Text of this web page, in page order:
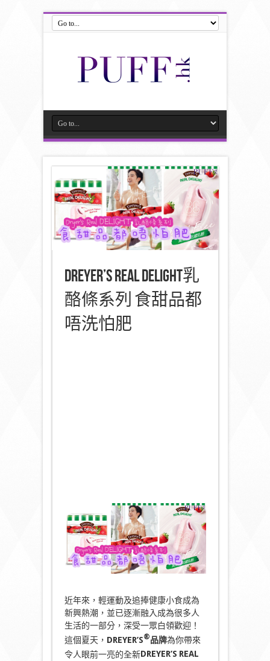
DREYER’S REAL DELIGHT乳
酪條系列 食甜品都
唔洗怕肥
近年來，輕運動及追捧健康小食成為
新興熱潮，並已逐漸融入成為很多人
生活的一部分，深受一眾白領歡迎！
這個夏天， DREYER’S®品牌為你帶來
令人眼前一亮的全新DREYER’S REAL